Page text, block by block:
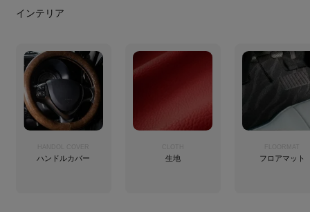
インテリア
ハンドルカバー 生地 フロアマット